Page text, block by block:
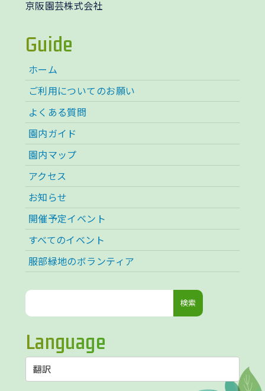
京阪園芸株式会社
Guide
ホーム
ご利用についてのお願い
よくある質問
園内ガイド
園内マップ
アクセス
お知らせ
開催予定イベント
すべてのイベント
服部緑地のボランティア
検
Language